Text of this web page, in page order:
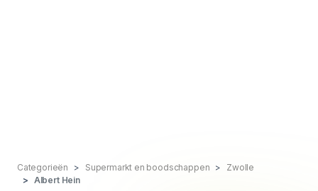
Categorieën Supermarkt en boodschappen
Zwolle
Albert Hein